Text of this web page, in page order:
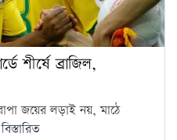
শীর্ষে ব্রাজিল,
জয়ের লড়াই নয়, মাঠে
বিস্তারিত